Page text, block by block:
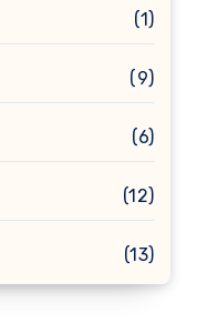
(1)
(9)
(6)
(12)
(13)